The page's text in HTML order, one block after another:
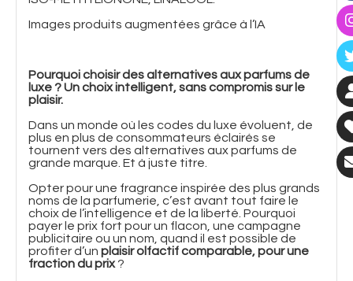
Images produits augmentées grâce à l’IA
Pourquoi choisir des alternatives aux parfums de
luxe ? Un choix intelligent, sans compromis sur le
plaisir.
Dans un monde où les codes du luxe évoluent, de
plus en plus de consommateurs éclairés se
tournent vers des alternatives aux parfums de
grande marque. Et à juste titre.
Opter pour une fragrance inspirée des plus grands
noms de la parfumerie, c’est avant tout faire le
choix de l’intelligence et de la liberté. Pourquoi
payer le prix fort pour un flacon, une campagne
publicitaire ou un nom, quand il est possible de
profiter d’un plaisir olfactif comparable, pour une
fraction du prix?